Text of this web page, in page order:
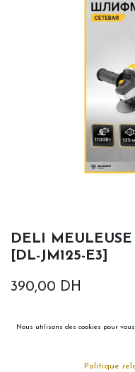
DELI MEULEUSE
[DL-JM125-E3]
390,00 DH
Nous utilisons des cookies pour
Politique